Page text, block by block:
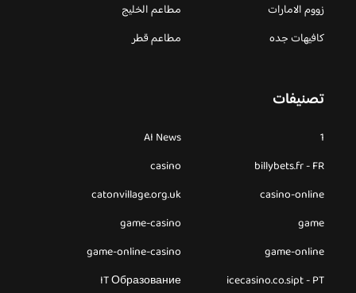
زووم الامارات
مطاعم الخليج
كافيهات جده
مطاعم قطر
تصنيفات
1
AI News
billybets.fr - FR
casino
casino-online
catonvillage.org.uk
game
game-casino
game-online
game-online-casino
icecasino.co.sipt - PT
IT Образование